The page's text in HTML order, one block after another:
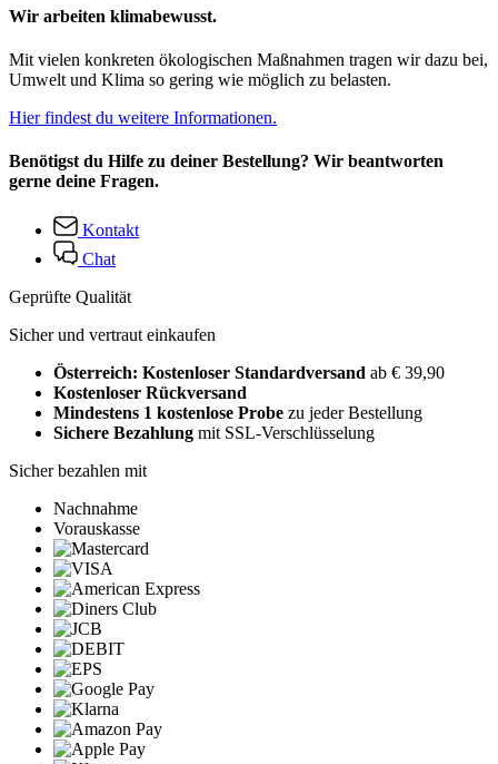
Wir arbeiten klimabewusst.
Mit vielen konkreten ökologischen Maßnahmen tragen wir dazu bei,
Umwelt und Klima so gering wie möglich zu belasten.
Hier findest du weitere Informationen.
Benötigst du Hilfe zu deiner Bestellung? Wir beantworten
gerne deine Fragen.
Kontakt
Chat
Geprüfte Qualität
Sicher und vertraut einkaufen
Österreich: Kostenloser Standardversand ab € 39,90
Kostenloser Rückversand
Mindestens 1 kostenlose Probe zu jeder Bestellung
Sichere Bezahlung mit SSL-Verschlüsselung
Sicher bezahlen mit
Nachnahme
Vorauskasse